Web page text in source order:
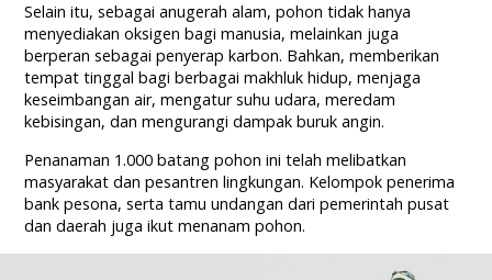
Selain itu, sebagai anugerah alam, pohon tidak hanya
menyediakan oksigen bagi manusia, melainkan juga
berperan sebagai penyerap karbon. Bahkan, memberikan
tempat tinggal bagi berbagai makhluk hidup, menjaga
keseimbangan air, mengatur suhu udara, meredam
kebisingan, dan mengurangi dampak buruk angin.
Penanaman 1.000 batang pohon ini telah melibatkan
masyarakat dan pesantren lingkungan. Kelompok penerima
bank pesona, serta tamu undangan dari pemerintah pusat
dan daerah juga ikut menanam pohon.